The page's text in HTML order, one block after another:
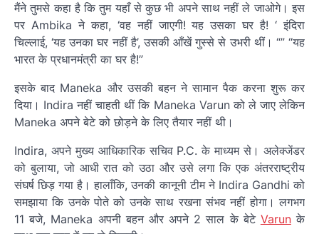
मैंने तुमसे कहा है कि तुम यहाँ से कुछ भी अपने साथ नहीं ले जाओगे। इस
पर Ambika ने कहा, ‘वह नहीं जाएगी! यह उसका घर है! ‘ इंदिरा
चिल्लाई, ‘यह उनका घर नहीं है’, उसकी आँखें गुस्से से उभरी थीं। “” “यह
भारत के प्रधानमंत्री का घर है!”
इसके बाद Maneka और उसकी बहन ने सामान पैक करना शुरू कर
दिया। Indira नहीं चाहती थीं कि Maneka Varun को ले जाए लेकिन
Maneka अपने बेटे को छोड़ने के लिए तैयार नहीं थी।
Indira, अपने मुख्य आधिकारिक सचिव P.C. के माध्यम से। अलेक्जेंडर
को बुलाया, जो आधी रात को उठा और उसे लगा कि एक अंतरराष्ट्रीय
संघर्ष छिड़ गया है। हालाँकि, उनकी कानूनी टीम ने Indira Gandhi को
समझाया कि उनके पोते को उनके साथ रखना संभव नहीं होगा। लगभग
11 बजे, Maneka अपनी बहन और अपने 2 साल के बेटे Varunके